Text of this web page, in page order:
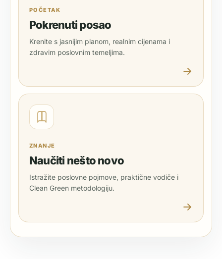
POČETAK
Pokrenuti posao
Krenite s jasnijim planom, realnim cijenama i
zdravim poslovnim temeljima.
ZNANJE
Naučiti nešto novo
Istražite poslovne pojmove, praktične vodiče i
Clean Green metodologiju.